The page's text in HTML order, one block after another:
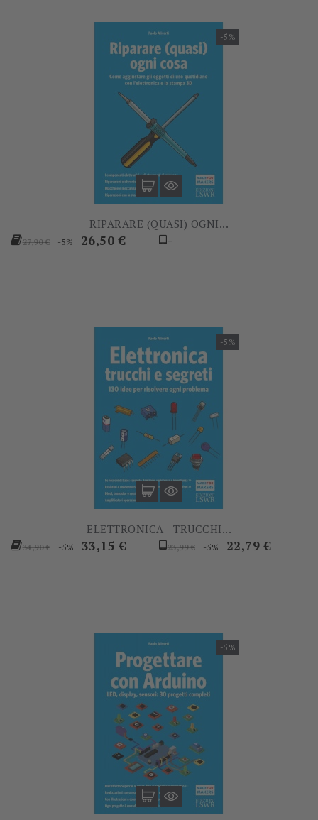
-5%
RIPARARE (QUASI) OGNI...
Prezzo
27,90 € -5% Prezzo
26,50 € -
-5%
ELETTRONICA - TRUCCHI...
Prezzo
34,90 € -5% Prezzo
33,15 €
Prezzo
23,99 € -5% Prezzo
22,79 €
-5%